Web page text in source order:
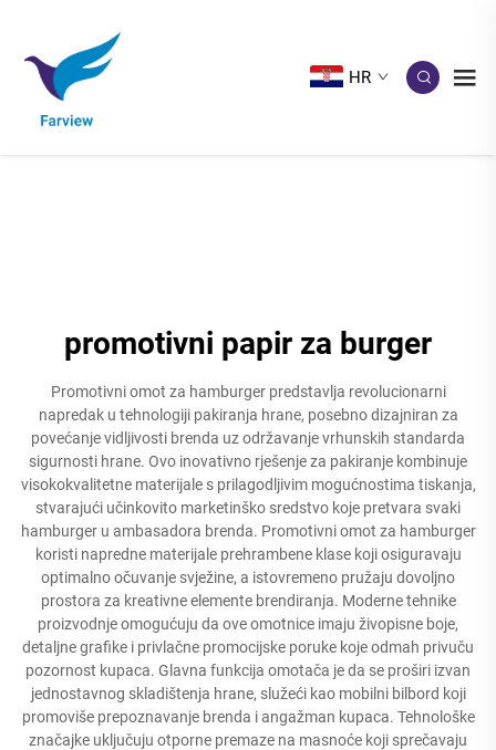
HR
promotivni papir za burger
Promotivni omot za hamburger predstavlja revolucionarni
napredak u tehnologiji pakiranja hrane, posebno dizajniran za
povećanje vidljivosti brenda uz održavanje vrhunskih standarda
sigurnosti hrane. Ovo inovativno rješenje za pakiranje kombinuje
visokokvalitetne materijale s prilagodljivim mogućnostima tiskanja,
stvarajući učinkovito marketinško sredstvo koje pretvara svaki
hamburger u ambasadora brenda. Promotivni omot za hamburger
koristi napredne materijale prehrambene klase koji osiguravaju
optimalno očuvanje svježine, a istovremeno pružaju dovoljno
prostora za kreativne elemente brendiranja. Moderne tehnike
proizvodnje omogućuju da ove omotnice imaju živopisne boje,
detaljne grafike i privlačne promocijske poruke koje odmah privuču
pozornost kupaca. Glavna funkcija omotača je da se proširi izvan
jednostavnog skladištenja hrane, služeći kao mobilni bilbord koji
promoviše prepoznavanje brenda i angažman kupaca. Tehnološke
značajke uključuju otporne premaze na masnoće koji sprečavaju